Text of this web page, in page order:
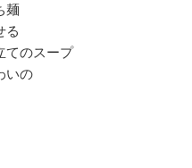
麺
る
てのスープ
いの